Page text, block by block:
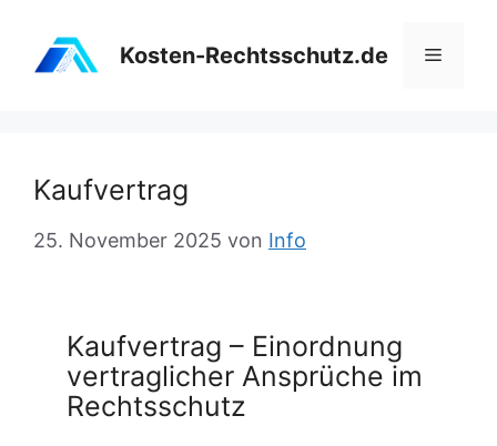
Inhalt
springen
Kosten-Rechtsschutz.de Menü
Kaufvertrag
25. November 2025 von Info
Kaufvertrag – Einordnung
vertraglicher Ansprüche im
Rechtsschutz